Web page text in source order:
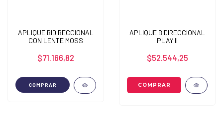
APLIQUE BIDIRECCIONAL
CON LENTE MOSS
$71.166,82
COMPRAR
APLIQUE BIDIRECCIONAL
PLAY II
$52.544,25